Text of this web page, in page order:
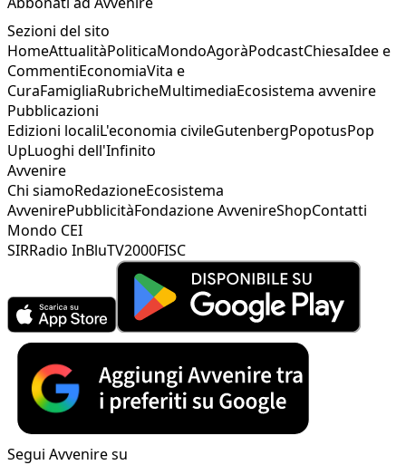
Sezioni del sito
HomeAttualitàPoliticaMondoAgoràPodcastChiesaIdee e
CommentiEconomiaVita e
CuraFamigliaRubricheMultimediaEcosistema avvenire
Pubblicazioni
Edizioni localiL'economia civileGutenbergPopotusPop
UpLuoghi dell'Infinito
Avvenire
Chi siamoRedazioneEcosistema
AvvenirePubblicitàFondazione AvvenireShopContatti
Mondo CEI
SIRRadio InBluTV2000FISC
Segui Avvenire su